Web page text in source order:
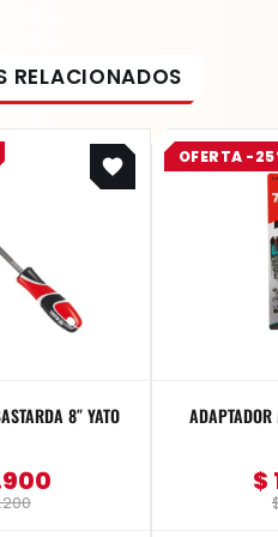
LIMA REDONDA BASTARDA 8″ YATO
Original
price
Current
price
OFERTA -
$